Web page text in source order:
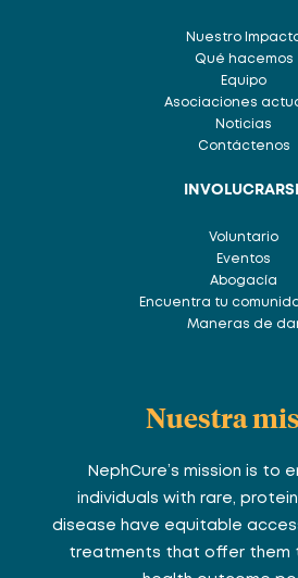
Nuestro
Qué hacemos
Equipo
Asociaciones
Noticias
Contáctenos
Voluntario
Eventos
Abogacía
Encuentra tu
Maneras de
Nuestra
NephCure’s mission is to
individuals with rare,
disease have equitable
treatments that offer them